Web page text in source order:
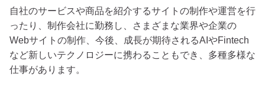
自社のサービスや商品を紹介するサイトの制作や運営を行
ったり、制作会社に勤務し、さまざまな業界や企業の
Webサイトの制作、今後、成長が期待されるAIやFintech
など新しいテクノロジーに携わることもでき、多種多様な
仕事があります。